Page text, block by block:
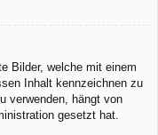
Bilder, welche mit einem
Inhalt kennzeichnen zu
verwenden, hängt von
gesetzt hat.